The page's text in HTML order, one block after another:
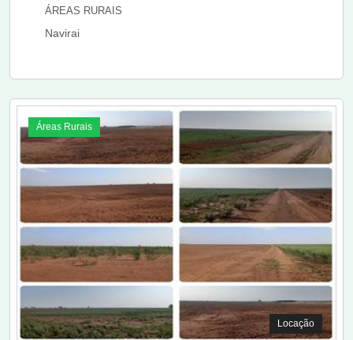
ÁREAS RURAIS
Navirai
Áreas Rurais
Locação